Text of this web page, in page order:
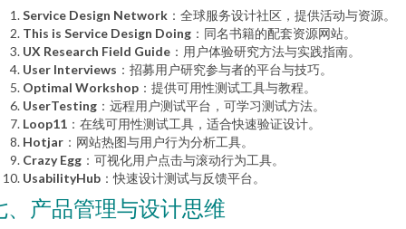
Service Design Network ：全球服务设计社区，提供活动与资源。
This is Service Design Doing ：同名书籍的配套资源网站。
UX Research Field Guide ：用户体验研究方法与实践指南。
User Interviews ：招募用户研究参与者的平台与技巧。
Optimal Workshop ：提供可用性测试工具与教程。
UserTesting ：远程用户测试平台，可学习测试方法。
Loop11 ：在线可用性测试工具，适合快速验证设计。
Hotjar ：网站热图与用户行为分析工具。
Crazy Egg ：可视化用户点击与滚动行为工具。
UsabilityHub ：快速设计测试与反馈平台。
、产品管理与设计思维